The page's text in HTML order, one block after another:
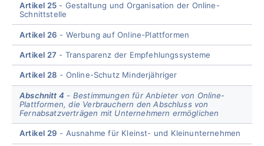
Artikel 25
Gestaltung und Organisation der Online-
Schnittstelle
Artikel 26 Werbung auf Online-Plattformen
Artikel 27 Transparenz der Empfehlungssysteme
Artikel 28 Online-Schutz Minderjähriger
Abschnitt 4
Bestimmungen für Anbieter von Online-
Plattformen, die Verbrauchern den Abschluss von
Fernabsatzverträgen mit Unternehmern ermöglichen
Artikel 29 Ausnahme für Kleinst- und Kleinunternehmen